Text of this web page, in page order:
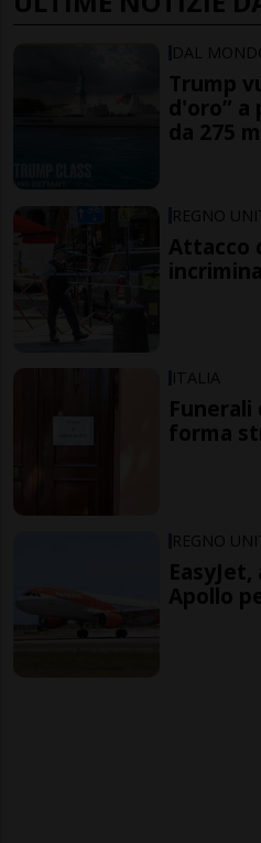
DAL
Trump
d'oro” a
da 275
REGNO
Attacco
ITALIA
Funerali
forma
REGNO
Apollo